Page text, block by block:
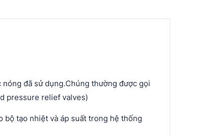
đã sử dụng.Chúng thường được gọi
pressure relief valves)
bộ tạo nhiệt và áp suất trong hệ thống